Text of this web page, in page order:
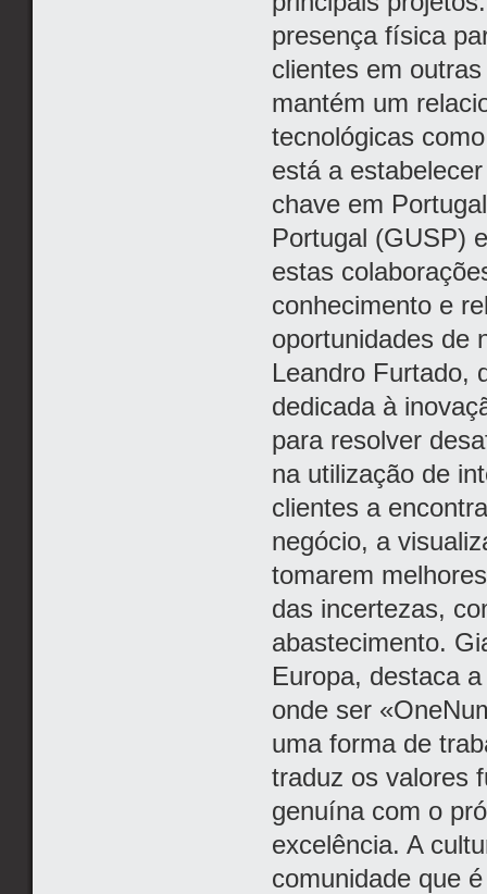
presença física
clientes em
mantém um
tecnológicas
está a
chave em
Portugal (GUSP)
estas
conhecimento e
oportunidades de
Leandro Furtado,
dedicada à
para resolver
na utilização de
clientes a
negócio, a
tomarem
das incertezas,
abastecimento.
Europa, destaca
onde ser
uma forma de
traduz os valores
genuína com o
excelência. A
comunidade que